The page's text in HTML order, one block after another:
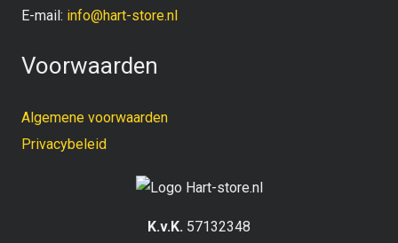
E-mail: info@hart-store.nl
Voorwaarden
Algemene voorwaarden
Privacybeleid
K.v.K. 57132348